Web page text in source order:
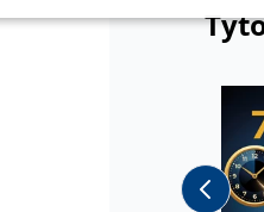
NEZBYTNÉ
cookie umožňují základní funkce